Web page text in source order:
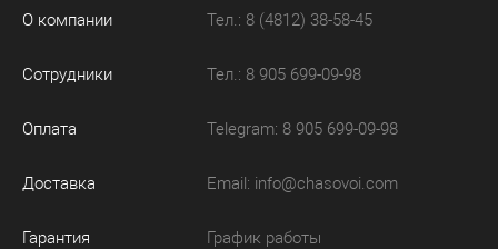
О компании
Сотрудники
Оплата
Доставка
Гарантия
Тел.: 8 (4812) 38-58-45
Тел.: 8 905 699-09-98
Telegram: 8 905 699-09-98
Email: info@chasovoi.com
График работы